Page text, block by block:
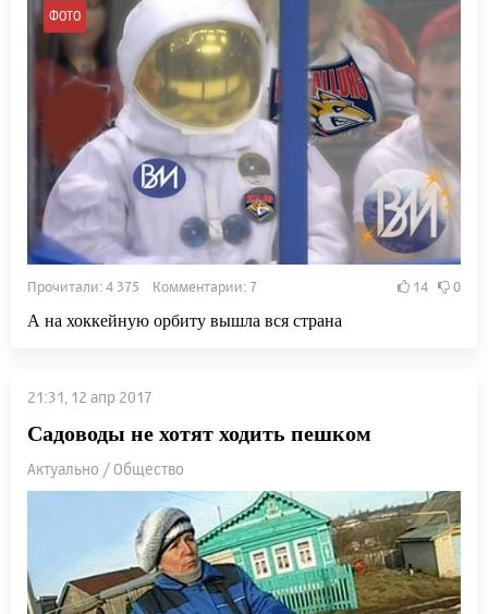
ФОТО
Прочитали: 4 375 Комментарии: 7 14 0
А на хоккейную орбиту вышла вся страна
21:31, 12 апр 2017
Садоводы не хотят ходить пешком
Актуально / Общество